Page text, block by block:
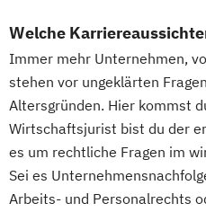
Welche
Immer mehr Unternehmen,
stehen vor ungeklärten
Altersgründen. Hier kommst
Wirtschaftsjurist bist du der
es um rechtliche Fragen im
Sei es
Arbeits- und Personalrechts